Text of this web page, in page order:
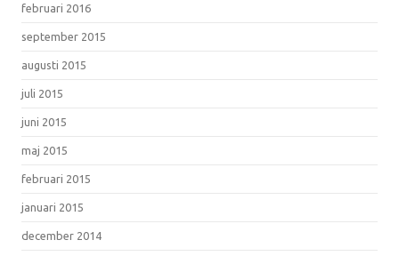
februari 2016
september 2015
augusti 2015
juli 2015
juni 2015
maj 2015
februari 2015
januari 2015
december 2014